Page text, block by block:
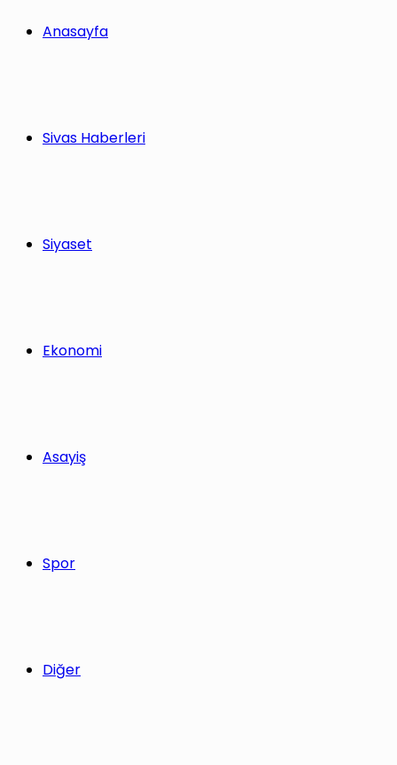
Anasayfa
Sivas Haberleri
Siyaset
Ekonomi
Asayiş
Spor
Diğer